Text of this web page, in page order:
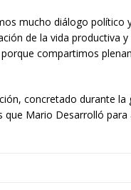
mucho diálogo político
de la vida productiva y
compartimos
concretado durante la
que Mario Desarrolló para